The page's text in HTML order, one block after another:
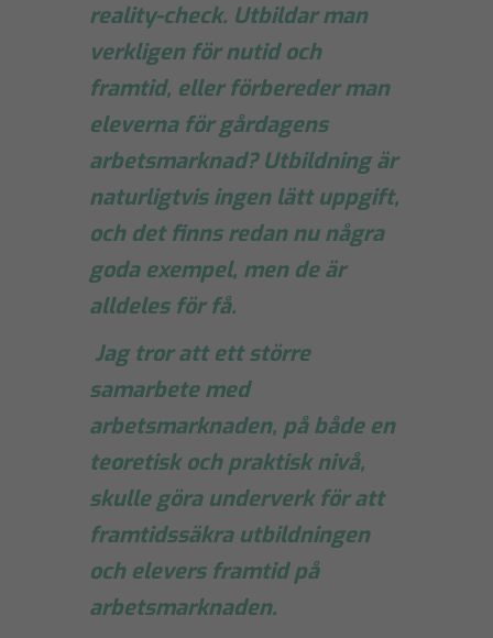
reality-check. Utbildar man
verkligen för nutid och
framtid, eller förbereder man
eleverna för gårdagens
arbetsmarknad? Utbildning är
naturligtvis ingen lätt uppgift,
och det finns redan nu några
goda exempel, men de är
alldeles för få.
Jag tror att ett större
samarbete med
arbetsmarknaden, på både en
teoretisk och praktisk nivå,
skulle göra underverk för att
framtidssäkra utbildningen
och elevers framtid på
arbetsmarknaden.